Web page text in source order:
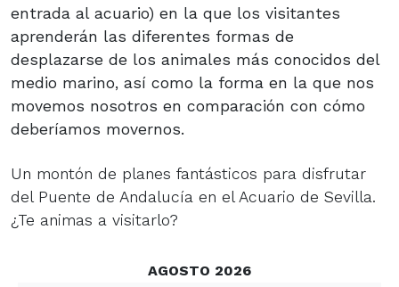
entrada al acuario) en la que los visitantes
aprenderán las diferentes formas de
desplazarse de los animales más conocidos del
medio marino, así como la forma en la que nos
movemos nosotros en comparación con cómo
deberíamos movernos.
Un montón de planes fantásticos para disfrutar
del Puente de Andalucía en el Acuario de Sevilla.
¿Te animas a visitarlo?
AGOSTO 2026